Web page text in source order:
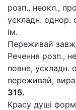
розп., неокл.,
ускладн. однор.
ім.
Переживай
Речення розп.,
повне, ускладн.
переживай,
315.
Красу душі